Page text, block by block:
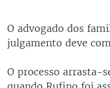
O advogado dos
julgamento deve
O processo arrasta-